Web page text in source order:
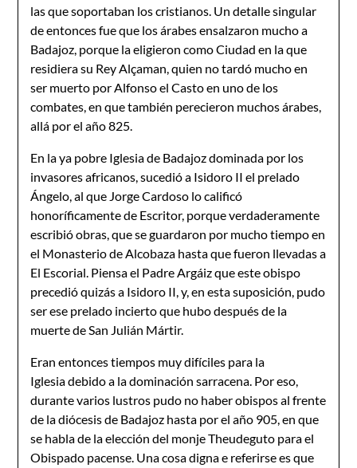
las que soportaban los cristianos. Un detalle singular
de entonces fue que los árabes ensalzaron mucho a
Badajoz, porque la eligieron como Ciudad en la que
residiera su Rey Alçaman, quien no tardó mucho en
ser muerto por Alfonso el Casto en uno de los
combates, en que también perecie­ron muchos árabes,
allá por el año 825.
En la ya pobre Iglesia de Badajoz dominada por los
invasores africanos, sucedió a Isidoro II el prelado
Ángelo, al que Jorge Cardoso lo calificó
honoríficamente de Escritor, porque verdaderamente
escribió obras, que se guardaron por mucho tiempo en
el Monasterio de Alcobaza hasta que fueron llevadas a
El Escorial. Piensa el Padre Argáiz que este obispo
precedió quizás a Isidoro II, y, en esta suposición, pudo
ser ese prela­do incierto que hubo después de la
muerte de San Julián Mártir.
Eran entonces tiempos muy difíciles para la
Iglesia debido a la dominación sarracena. Por eso,
durante varios lustros pudo no haber obispos al frente
de la diócesis de Bada­joz hasta por el año 905, en que
se habla de la elección del monje Theudeguto para el
Obispado pacense. Una cosa digna e referirse es que